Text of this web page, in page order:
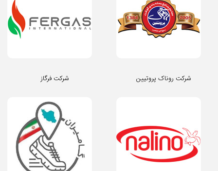
شرکت فرگاز شرکت روناک پروتیین